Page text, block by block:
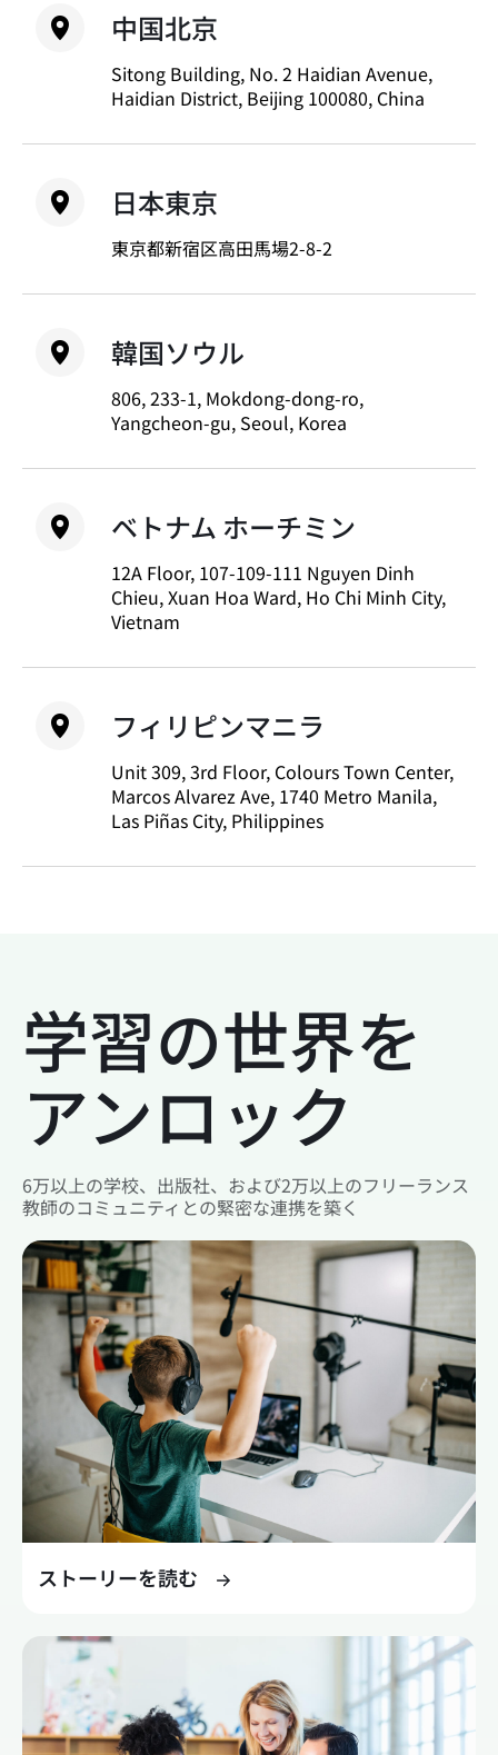
中国北京
Sitong Building, No. 2 Haidian Avenue,
Haidian District, Beijing 100080, China
日本東京
東京都新宿区高田馬場2-8-2
韓国ソウル
806, 233-1, Mokdong-dong-ro,
Yangcheon-gu, Seoul, Korea
ベトナム ホーチミン
12A Floor, 107-109-111 Nguyen Dinh
Chieu, Xuan Hoa Ward, Ho Chi Minh City,
Vietnam
フィリピンマニラ
Unit 309, 3rd Floor, Colours Town Center,
Marcos Alvarez Ave, 1740 Metro Manila,
Las Piñas City, Philippines
学習の世界を
アンロック
6万以上の学校、出版社、および2万以上のフリーランス
教師のコミュニティとの緊密な連携を築く
ストーリーを読む